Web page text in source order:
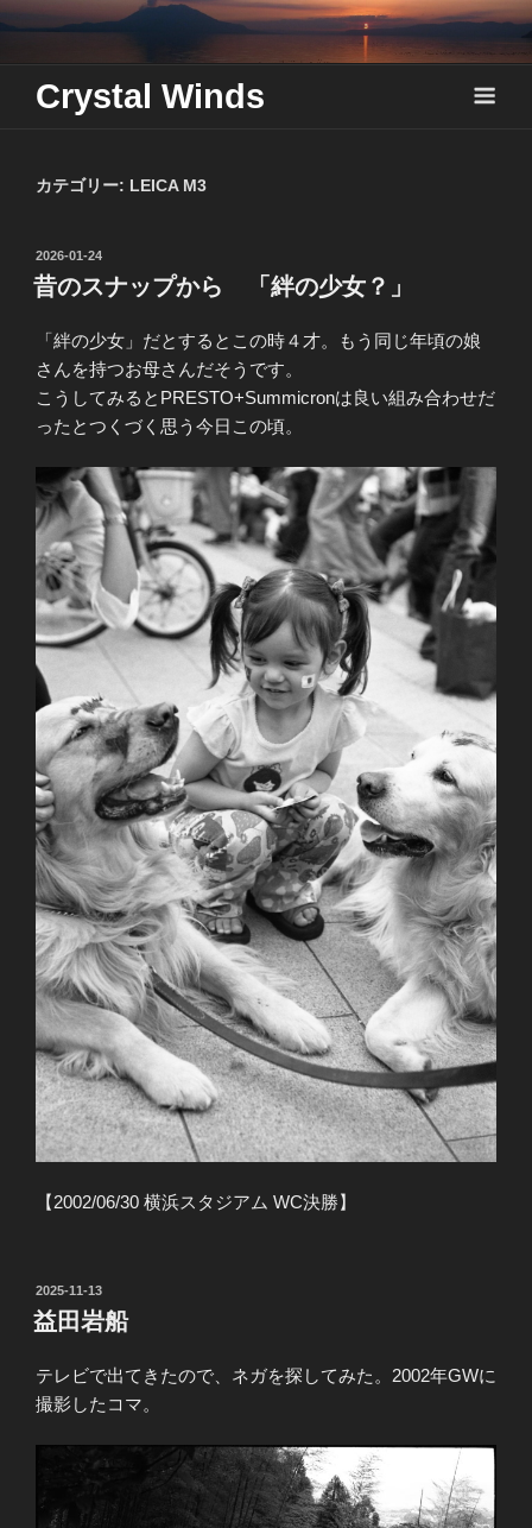
Skip
content
Crystal Winds
カテゴリー: LEICA M3
投
稿
日:
2026-01-24
昔のスナップから 「絆の少女？」
「絆の少女」だとするとこの時４才。もう同じ年頃の娘
さんを持つお母さんだそうです。
こうしてみるとPRESTO+Summicronは良い組み合わせだ
ったとつくづく思う今日この頃。
【2002/06/30 横浜スタジアム WC決勝】
投
稿
日:
2025-11-13
益田岩船
テレビで出てきたので、ネガを探してみた。2002年GWに
撮影したコマ。